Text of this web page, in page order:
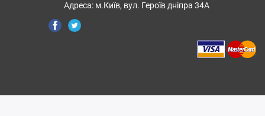
Адреса: м.Київ, вул. Героїв дніпра 34А